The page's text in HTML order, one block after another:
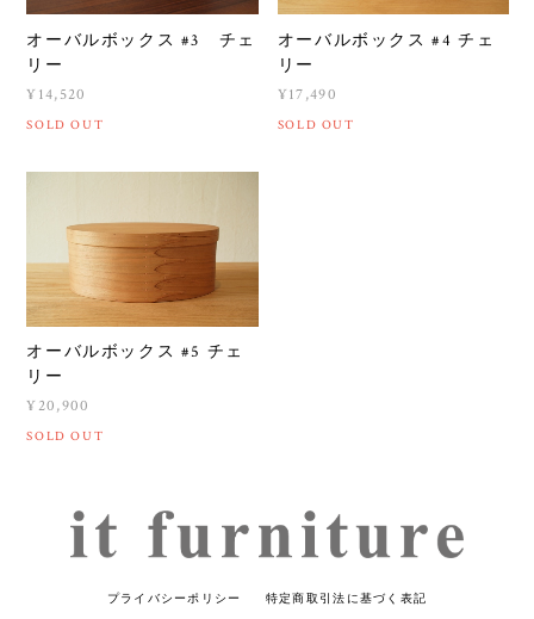
オーバルボックス #3 チェ
リー
¥14,520
SOLD OUT
オーバルボックス #4 チェ
リー
¥17,490
SOLD OUT
オーバルボックス #5 チェ
リー
¥20,900
SOLD OUT
プライバシーポリシー 特定商取引法に基づく表記